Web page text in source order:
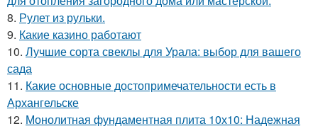
8. Рулет из рульки.
9. Какие казино работают
10. Лучшие сорта свеклы для Урала: выбор для вашего
сада
11. Какие основные достопримечательности есть в
Архангельске
12. Монолитная фундаментная плита 10х10: Надежная